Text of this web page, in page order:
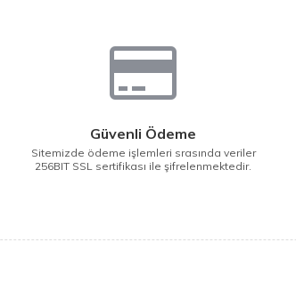
Güvenli Ödeme
Sitemizde ödeme işlemleri srasında veriler
256BIT SSL sertifikası ile şifrelenmektedir.